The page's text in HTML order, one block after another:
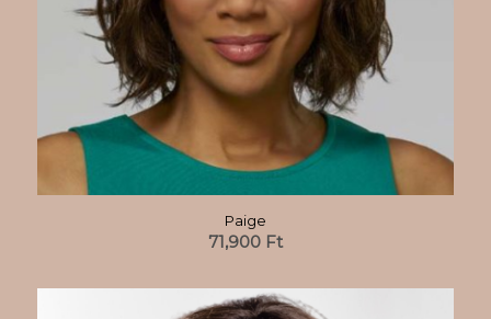
Paige
71,900 Ft